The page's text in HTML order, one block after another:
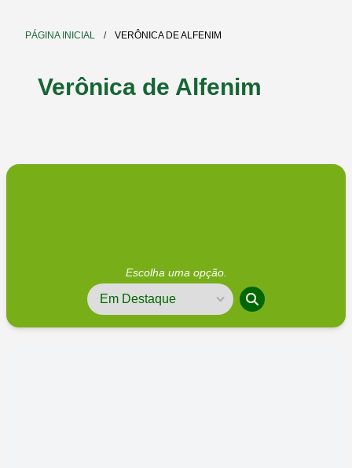
PÁGINA INICIAL / VERÔNICA DE ALFENIM
Verônica de Alfenim
Escolha uma opção.